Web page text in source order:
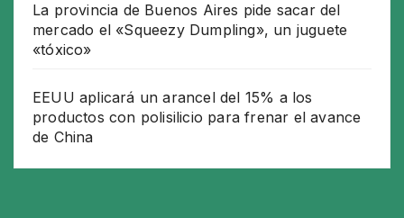
La provincia de Buenos Aires pide sacar del
mercado el «Squeezy Dumpling», un juguete
«tóxico»
EEUU aplicará un arancel del 15% a los
productos con polisilicio para frenar el avance
de China